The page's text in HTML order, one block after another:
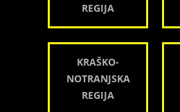
REGIJA
KRAŠKO-
NOTRANJSKA
REGIJA